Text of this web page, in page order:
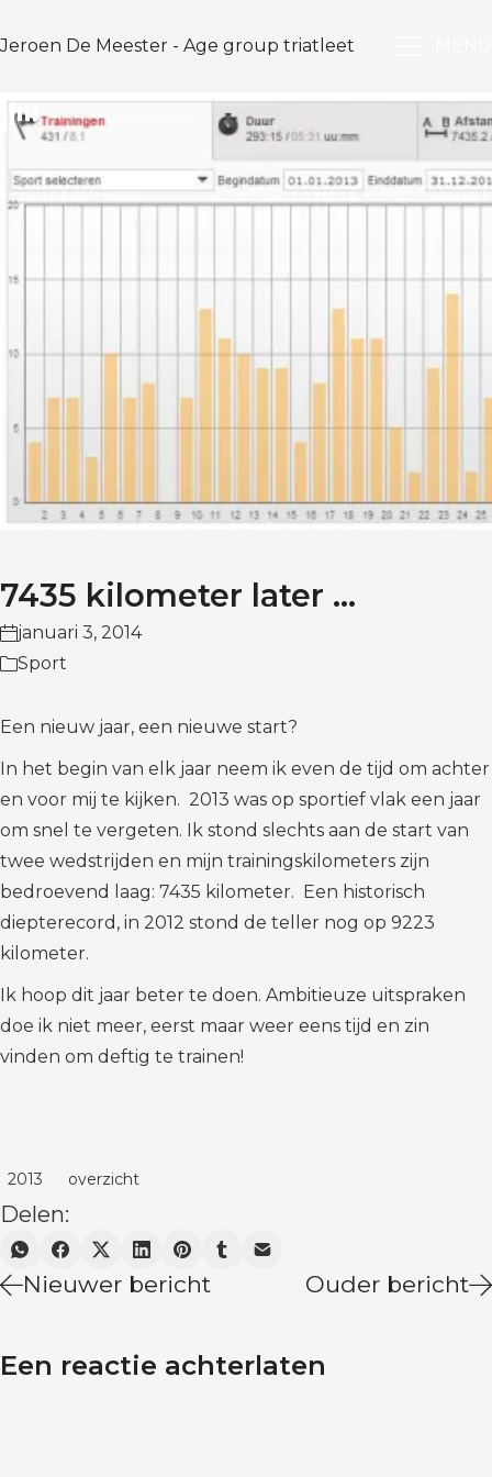
Jeroen De Meester - Age group triatleet
7435 kilometer later …
januari 3, 2014
Sport
Een nieuw jaar, een nieuwe start?
In het begin van elk jaar neem ik even de tijd om achter
en voor mij te kijken. 2013 was op sportief vlak een jaar
om snel te vergeten. Ik stond slechts aan de start van
twee wedstrijden en mijn trainingskilometers zijn
bedroevend laag: 7435 kilometer. Een historisch
diepterecord, in 2012 stond de teller nog op 9223
kilometer.
Ik hoop dit jaar beter te doen. Ambitieuze uitspraken
doe ik niet meer, eerst maar weer eens tijd en zin
vinden om deftig te trainen!
2013 overzicht
Delen:
Nieuwer bericht Ouder bericht
Een reactie achterlaten